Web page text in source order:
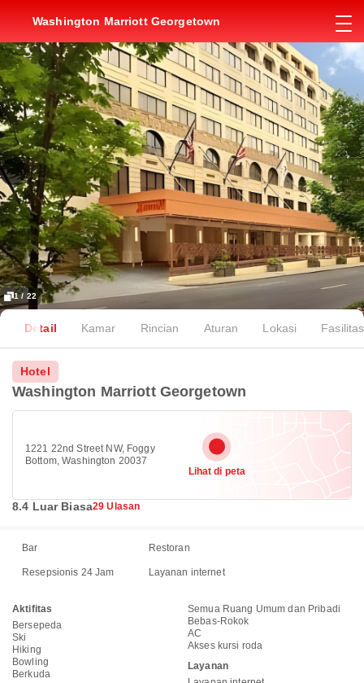
Washington Marriott Georgetown
1 / 22
Detail Kamar Rincian Aturan Lokasi Fasilitas
Hotel
Washington Marriott Georgetown
1221 22nd Street NW, Foggy
Bottom, Washington 20037
Lihat di peta
8.4 Luar Biasa29 Ulasan
Bar Restoran
Resepsionis 24 Jam Layanan internet
Aktifitas
Bersepeda
Ski
Hiking
Bowling
Berkuda
Semua Ruang Umum dan Pribadi
Bebas-Rokok
AC
Akses kursi roda
Layanan